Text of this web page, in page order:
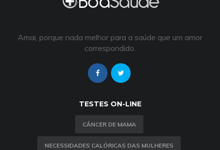
Amai, porque nada melhor para a saúde que um amor
correspondido.
TESTES ON-LINE
CÂNCER DE MAMA
NECESSIDADES CALÓRICAS DAS MULHERES